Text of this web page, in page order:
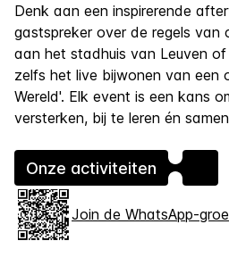
Denk aan een inspirerende
gastspreker over de regels van
aan het stadhuis van Leuven
zelfs het live bijwonen van een
Wereld'. Elk event is een kans
versterken, bij te leren én
Onze activiteiten
Join de WhatsApp-